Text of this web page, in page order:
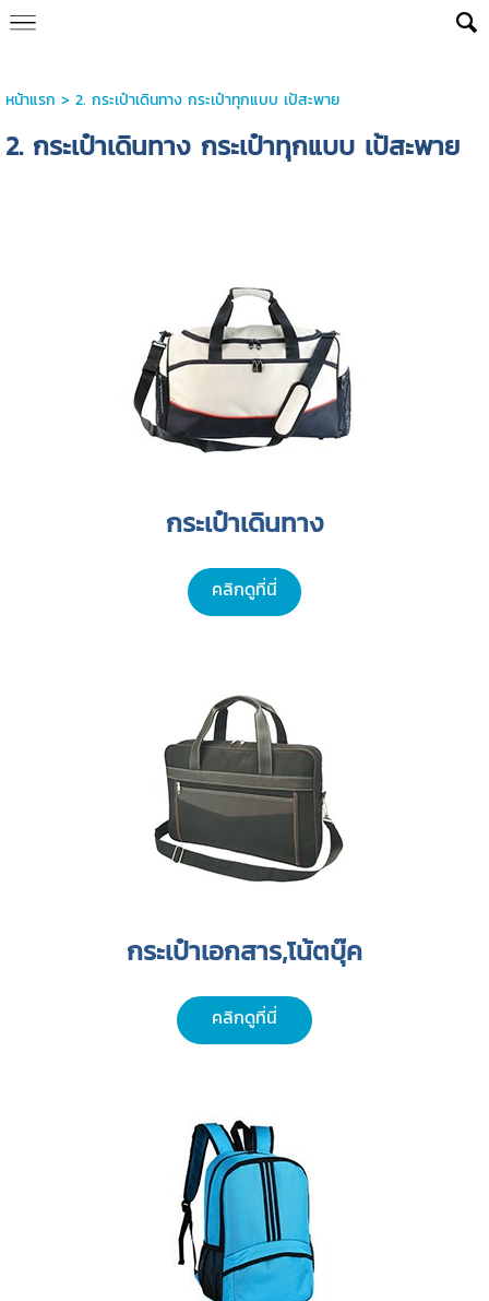
หน้าแรก > 2. กระเป๋าเดินทาง กระเป๋าทุกแบบ เป้สะพาย
2. กระเป๋าเดินทาง กระเป๋าทุกแบบ เป้สะพาย
กระเป๋าเดินทาง
คลิกดูที่นี่
กระเป๋าเอกสาร,โน้ตบุ๊ค
คลิกดูที่นี่